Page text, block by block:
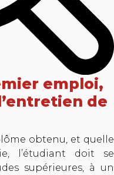
emploi,
de
obtenu, et quelle
l’étudiant doit se
supérieures, à un